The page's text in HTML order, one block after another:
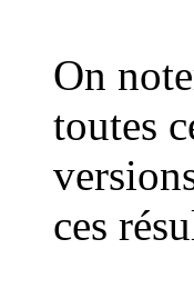
On
toutes
ces